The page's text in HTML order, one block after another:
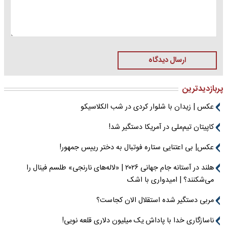
ارسال دیدگاه
پربازدیدترین
عکس | زیدان با شلوار کردی در شب الکلاسیکو
کاپیتان تیم‌ملی در آمریکا دستگیر شد!
عکس| بی اعتنایی ستاره فوتبال به دختر رییس جمهور!
هلند در آستانه جام جهانی ۲۰۲۶ | «لاله‌های نارنجی» طلسم فینال را
می‌شکنند؟ | امیدواری با اشک
مربی دستگیر شده استقلال الان کجاست؟
ناسازگاری خدا با پاداش یک میلیون دلاری قلعه نویی!